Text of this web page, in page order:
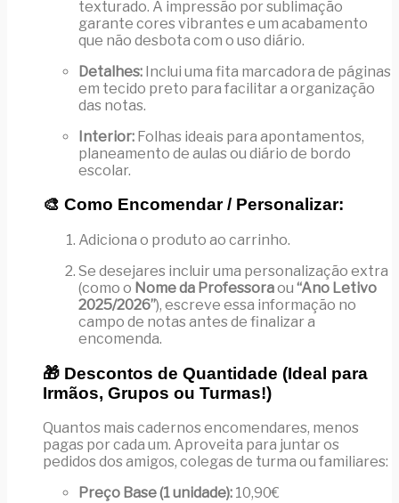
texturado. A impressão por sublimação
garante cores vibrantes e um acabamento
que não desbota com o uso diário.
Detalhes: Inclui uma fita marcadora de páginas
em tecido preto para facilitar a organização
das notas.
Interior: Folhas ideais para apontamentos,
planeamento de aulas ou diário de bordo
escolar.
🎨 Como Encomendar / Personalizar:
Adiciona o produto ao carrinho.
Se desejares incluir uma personalização extra
(como o Nome da Professoraou “Ano Letivo
2025/2026”), escreve essa informação no
campo de notas antes de finalizar a
encomenda.
🎁 Descontos de Quantidade (Ideal para
Irmãos, Grupos ou Turmas!)
Quantos mais cadernos encomendares, menos
pagas por cada um. Aproveita para juntar os
pedidos dos amigos, colegas de turma ou familiares:
Preço Base (1 unidade): 10,90€